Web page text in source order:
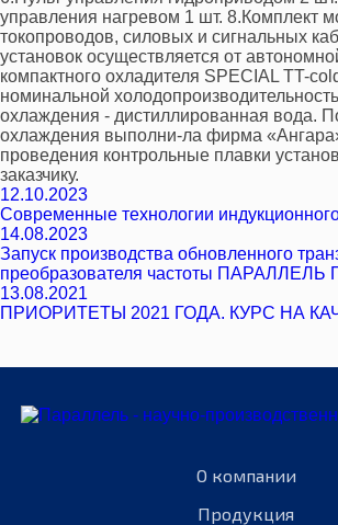
управления нагревом 1 шт. 8.Комплект
токопроводов, силовых и сигнальных
установок осуществляется от
компактного охладителя SPECIAL TT-
номинальной
охлаждения - дистиллированная вода.
охлаждения выполни-ла фирма
проведения контрольные плавки
заказчику.
12.10.2023
Современные технологии
14.08.2023
Запуск производства обновленного
преобразователя частоты ПАРАЛЛЕЛЬ
13.08.2021
ПРИОРИТЕТЫ 2021 ГОДА. КУРС НА
О компании
Продукция